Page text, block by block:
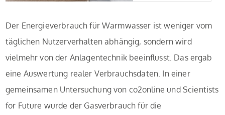
Der Energieverbrauch für Warmwasser ist weniger vom
täglichen Nutzerverhalten abhängig, sondern wird
vielmehr von der Anlagentechnik beeinflusst. Das ergab
eine Auswertung realer Verbrauchsdaten. In einer
gemeinsamen Untersuchung von co2online und Scientists
for Future wurde der Gasverbrauch für die